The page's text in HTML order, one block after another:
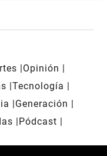
Opinión
Tecnología
Generación
Pódcast